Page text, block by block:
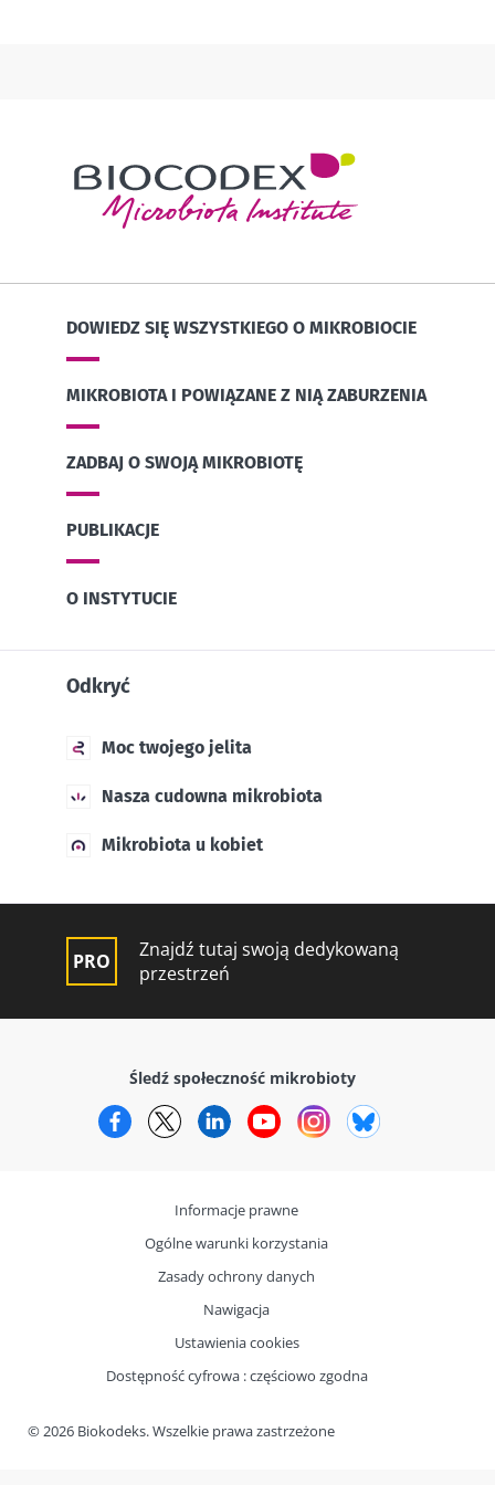
DOWIEDZ SIĘ WSZYSTKIEGO O MIKROBIOCIE
MIKROBIOTA I POWIĄZANE Z NIĄ ZABURZENIA
ZADBAJ O SWOJĄ MIKROBIOTĘ
PUBLIKACJE
O INSTYTUCIE
Odkryć
Moc twojego jelita
Nasza cudowna mikrobiota
Mikrobiota u kobiet
Znajdź tutaj swoją dedykowaną
przestrzeń
Śledź społeczność mikrobioty
FacebookTwitterLinkedInYouTubeInstagram
© 2026 Biokodeks. Wszelkie prawa zastrzeżone
Informacje prawne
Ogólne warunki korzystania
Zasady ochrony danych
Nawigacja
Ustawienia cookies
Dostępność cyfrowa : częściowo zgodna